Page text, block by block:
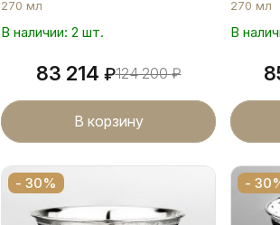
270 мл
В наличии: 2 шт.
83 214 ₽124 200₽
В корзину
270 мл
В
- 30% -